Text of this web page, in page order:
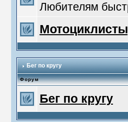
Любителям
Бег по кругу
Форум
Бег по кругу